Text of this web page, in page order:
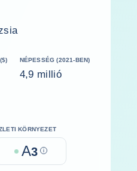
NÉPESSÉG (2021-BEN)
4,9 millió
KÖRNYEZET
A3 Help